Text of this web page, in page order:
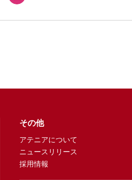
その他
アテニアについて
ニュースリリース
採用情報